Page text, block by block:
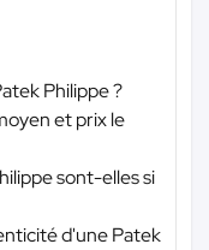
Philippe ?
et prix le
sont-elles si
d'une Patek